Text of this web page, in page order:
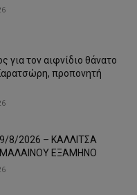
για τον αιφνίδιο θάνατο
προπονητή
8/2026 – ΚΑΛΛΙΤΣΑ
ΜΑΛΑΙΝΟΥ ΕΞΑΜΗΝΟ